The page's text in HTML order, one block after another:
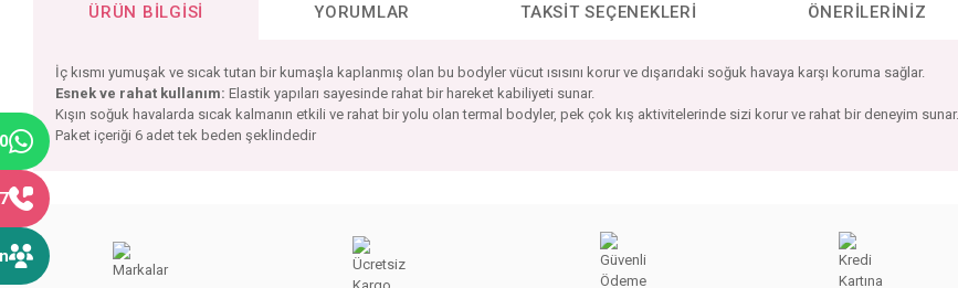
ÜRÜN BILGISI YORUMLAR TAKSIT SEÇENEKLERI ÖNERILERINIZ
İç kısmı yumuşak ve sıcak tutan bir kumaşla kaplanmış olan bu bodyler vücut ısısını korur ve dışarıdaki soğuk havaya karşı koruma sağlar.
Esnek ve rahat kullanım: Elastik yapıları sayesinde rahat bir hareket kabiliyeti sunar.
Kışın soğuk havalarda sıcak kalmanın etkili ve rahat bir yolu olan termal bodyler, pek çok kış aktivitelerinde sizi korur ve rahat bir deneyim sunar.
Paket içeriği 6 adet tek beden şeklindedir
Ürün resmi kalitesiz, bozuk veya görüntülenemiyor.